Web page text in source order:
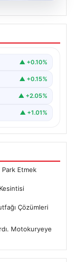
şehrin…
▲ +0.10%
▲ +0.15%
▲ +2.05%
▲ +1.01%
Park Etmek
Çözümleri
Motokuryeye